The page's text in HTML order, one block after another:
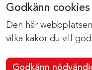
Godkänn cookies
Den här
vilka kakor du vill
Godkänn
Om cookies
Kontakta